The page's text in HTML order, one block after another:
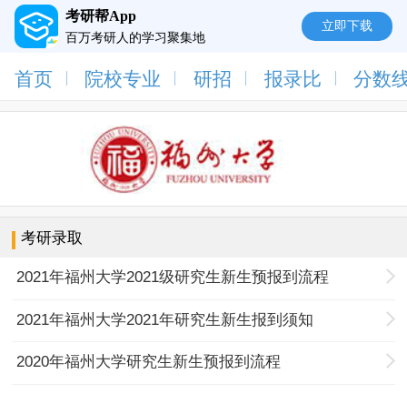
考研帮App
百万考研人的学习聚集地
立即下载
首页 院校专业 研招 报录比 分数
考研录取
2021年福州大学2021级研究生新生预报到流程
2021年福州大学2021年研究生新生报到须知
2020年福州大学研究生新生预报到流程